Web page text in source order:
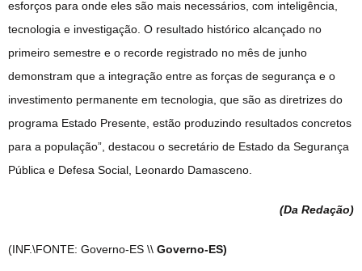
esforços para onde eles são mais necessários, com inteligência,
tecnologia e investigação. O resultado histórico alcançado no
primeiro semestre e o recorde registrado no mês de junho
demonstram que a integração entre as forças de segurança e o
investimento permanente em tecnologia, que são as diretrizes do
programa Estado Presente, estão produzindo resultados concretos
para a população”, destacou o secretário de Estado da Segurança
Pública e Defesa Social, Leonardo Damasceno.
(Da Redação)
(INF.\FONTE: Governo-ES \\ Governo-ES)